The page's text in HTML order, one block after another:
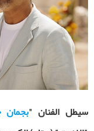
سيطل الفنان "